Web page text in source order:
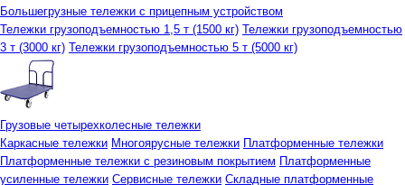
Большегрузные тележки с прицепным устройством
Тележки грузоподъемностью 1,5 т (1500 кг) Тележки грузоподъемностью
3 т (3000 кг) Тележки грузоподъемностью 5 т (5000 кг)
Грузовые четырехколесные тележки
Каркасные тележки Многоярусные тележки Платформенные тележки
Платформенные тележки с резиновым покрытием Платформенные
усиленные тележки Сервисные тележки Складные платформенные